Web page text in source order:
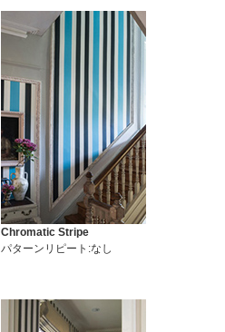
Chromatic Stripe
パターンリピート:なし